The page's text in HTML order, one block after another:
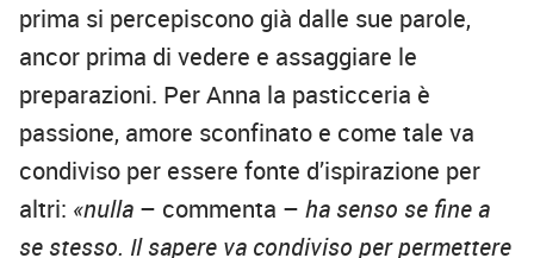
prima si percepiscono già dalle sue parole,
ancor prima di vedere e assaggiare le
preparazioni. Per Anna la pasticceria è
passione, amore sconfinato e come tale va
condiviso per essere fonte d’ispirazione per
altri: «nulla – commenta – ha senso se fine a
se stesso. Il sapere va condiviso per permettere